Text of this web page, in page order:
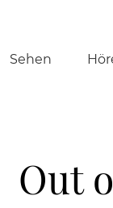
Sehen
Out